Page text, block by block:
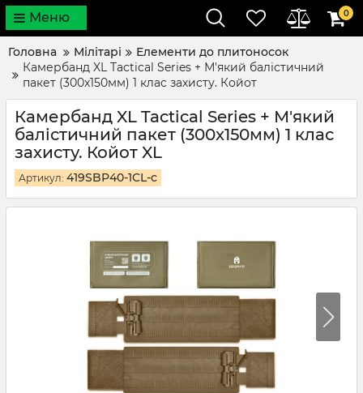
Меню 0
Головна Мілітарі
Елементи до плитоносок
Камербанд XL Tactical Series + М'який балістичний
пакет (300x150мм) 1 клас захисту. Койот
Камербанд XL Tactical Series + М'який
балістичний пакет (300x150мм) 1 клас
захисту. Койот XL
Артикул: 419SBP40-1CL-c